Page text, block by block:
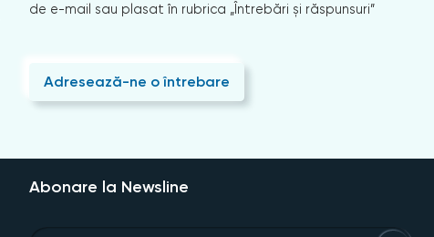
de e-mail sau plasat în rubrica „Întrebări și răspunsuri”
Adresează-ne o întrebare
Abonare la Newsline